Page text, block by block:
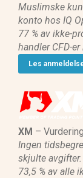
Muslimske
konto hos IQ
77 % av ikke-
handler CFD-
Les
XM –
Ingen
skjulte
73,5 % av alle